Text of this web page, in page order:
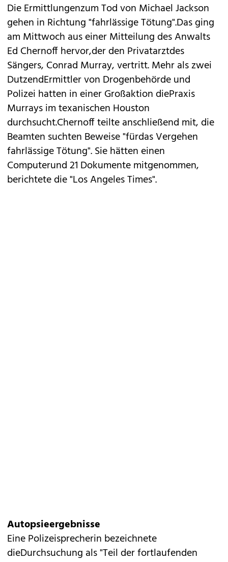
DieErmittlungenzum Tod von Michael Jackson
gehen in Richtung "fahrlässige Tötung".Das ging
am Mittwoch aus einer Mitteilung des Anwalts
Ed Chernoff hervor,der den Privatarztdes
Sängers, Conrad Murray, vertritt. Mehr als zwei
DutzendErmittler von Drogenbehörde und
Polizei hatten in einer Großaktion diePraxis
Murrays im texanischen Houston
durchsucht.Chernoff teilte anschließend mit, die
Beamten suchten Beweise "fürdas Vergehen
fahrlässige Tötung". Sie hätten einen
Computerund 21 Dokumente mitgenommen,
berichtete die "Los Angeles Times".
Autopsieergebnisse
Eine Polizeisprecherin bezeichnete
dieDurchsuchung als "Teil der fortlaufenden